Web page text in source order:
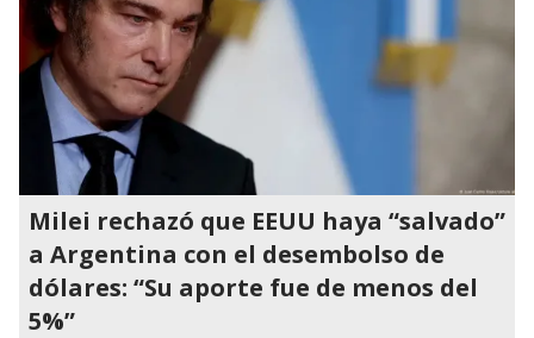
Milei rechazó que EEUU haya “salvado”
a Argentina con el desembolso de
dólares: “Su aporte fue de menos del
5%”